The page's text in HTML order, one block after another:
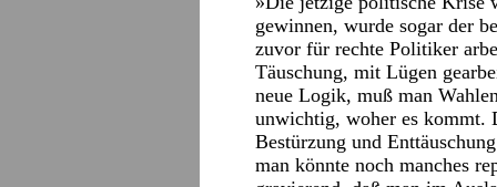
gewinnen, wurde sogar der
zuvor für rechte Politiker
Täuschung, mit Lügen
neue Logik, muß man
unwichtig, woher es kommt.
Bestürzung und
man könnte noch manches